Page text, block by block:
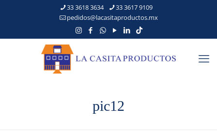
33 3618 3634
33 3617 9109
pedidos@lacasitaproductos.mx
pic12